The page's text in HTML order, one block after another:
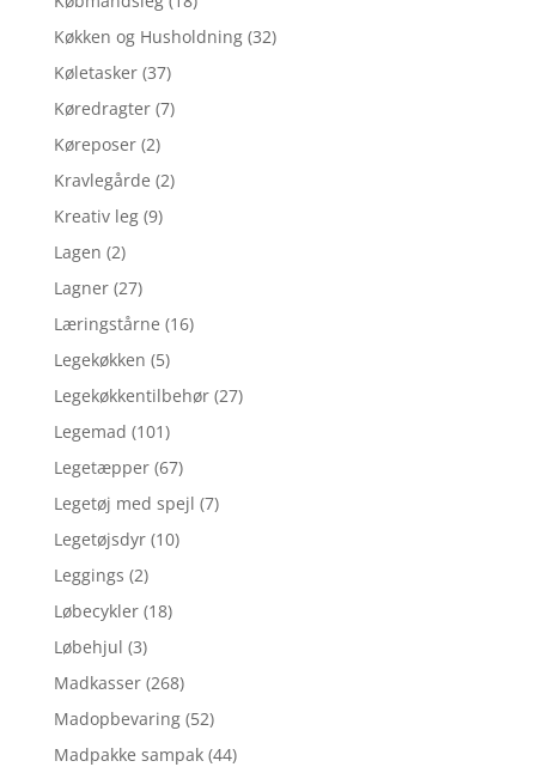
Køkken og Husholdning (32)
Køletasker (37)
Køredragter (7)
Køreposer (2)
Kravlegårde (2)
Kreativ leg (9)
Lagen (2)
Lagner (27)
Læringstårne (16)
Legekøkken (5)
Legekøkkentilbehør (27)
Legemad (101)
Legetæpper (67)
Legetøj med spejl (7)
Legetøjsdyr (10)
Leggings (2)
Løbecykler (18)
Løbehjul (3)
Madkasser (268)
Madopbevaring (52)
Madpakke sampak (44)